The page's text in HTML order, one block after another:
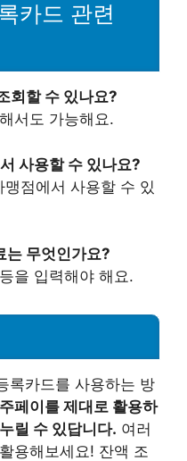
카드 관련
회할 수 있나요?
서도 가능해요.
사용할 수 있나요?
점에서 사용할 수 있
는 무엇인가요?
을 입력해야 해요.
록카드를 사용하는 방
페이를 제대로 활용하
릴 수 있답니다. 여러
용해보세요! 잔액 조